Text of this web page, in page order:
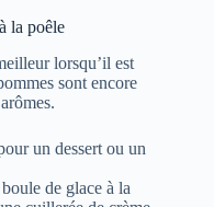
un voile de cannelle
amélioré,
d’un thé noir bien
de se resservir une
autour de la table.